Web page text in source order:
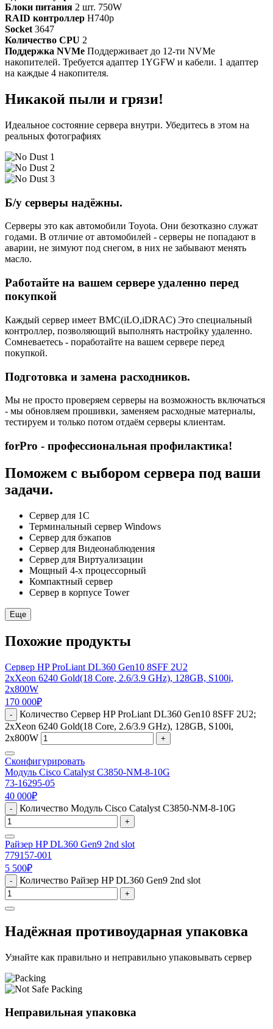
Блоки питания 2 шт. 750W
RAID контроллер H740p
Socket 3647
Количество CPU 2
Поддержка NVMe Поддерживает до 12-ти NVMe
накопителей. Требуется адаптер 1YGFW и кабели. 1 адаптер
на каждые 4 накопителя.
Никакой пыли и грязи!
Идеальное состояние сервера внутри. Убедитесь в этом на
реальных фотографиях
Б/у серверы надёжны.
Серверы это как автомобили Toyota. Они безотказно служат
годами. В отличие от автомобилей - серверы не попадают в
аварии, не зимуют под снегом, в них не забывают менять
масло.
Работайте на вашем сервере удаленно перед
покупкой
Каждый сервер имеет BMC(iLO,iDRAC) Это специальный
контроллер, позволяющий выполнять настройку удаленно.
Сомневаетесь - поработайте на вашем сервере перед
покупкой.
Подготовка и замена расходников.
Мы не просто проверяем серверы на возможность включаться
- мы обновляем прошивки, заменяем расходные материалы,
тестируем и только потом отдаём серверы клиентам.
forPro - профессиональная профилактика!
Поможем с выбором сервера под ваши
задачи.
Сервер для 1С
Терминальный сервер Windows
Сервер для бэкапов
Сервер для Видеонаблюдения
Сервер для Виртуализации
Мощный 4-х процессорный
Компактный сервер
Сервер в корпусе Tower
Еще
Похожие продукты
Сервер HP ProLiant DL360 Gen10 8SFF 2U2
2xXeon 6240 Gold(18 Core, 2.6/3.9 GHz), 128GB, S100i,
2x800W
170 000₽
-
Количество Сервер HP ProLiant DL360 Gen10 8SFF 2U2;
2xXeon 6240 Gold(18 Core, 2.6/3.9 GHz), 128GB, S100i,
2x800W
+
Сконфигурировать
Модуль Cisco Catalyst C3850-NM-8-10G
73-16295-05
40 000₽
- Количество Модуль Cisco Catalyst C3850-NM-8-10G
+
Райзер HP DL360 Gen9 2nd slot
779157-001
5 500₽
- Количество Райзер HP DL360 Gen9 2nd slot
+
Надёжная противоударная упаковка
Узнайте как правильно и неправильно упаковывать сервер
Неправильная упаковка